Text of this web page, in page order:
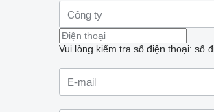
Vui lòng kiểm tra số điện thoại: số